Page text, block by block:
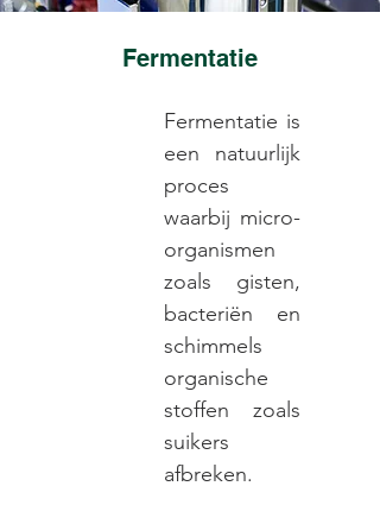
Fermentatie
Fermentatie is
een natuurlijk
proces
waarbij micro-
organismen
zoals gisten,
bacteriën en
schimmels
organische
stoffen zoals
suikers
afbreken.